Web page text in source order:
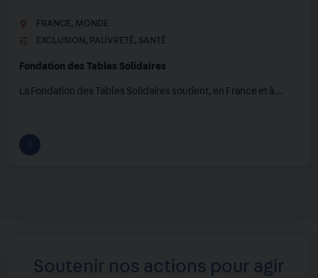
FRANCE, MONDE
EXCLUSION , PAUVRETÉ, SANTÉ
Fondation des Tables Solidaires
La Fondation des Tables Solidaires soutient, en France et à…
Soutenir nos actions pour agir